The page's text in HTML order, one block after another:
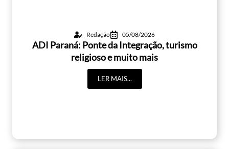
Redação 05/08/2026
ADI Paraná: Ponte da Integração, turismo
religioso e muito mais
LER MAIS...